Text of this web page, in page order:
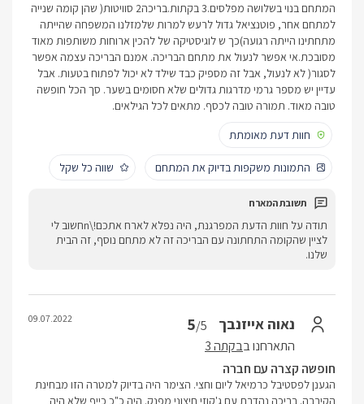
המתחם בנוי בשלושה מפלסים.3 בקתות.בריכה2 סוויטות( שהן קומה שנייה
למתחם אחר, פוטנציאל גדול לרעש למרות שלמזלנו המשפחה שהייתה
מתחתינו הייתה רגועה)כך ש לוגיסטיקה של להכין ארוחות משותפות מאוד
מסובכת.אי אפשר לנעול את מתחם הבריכה. אמנם הבריכה עצמה אפשר
לסגור( לא לנעול, אבל זה מספיק כבד שילד לא יכול לפתוח בטעות. אבל
עדיין יש מספר גרמי מדרגות גדולים שלא חסומים בשער. סך הכל חופשה
טובה מאוד. תמורה טובה לכסף. מתאים לכל הגילאים.
חוות דעת מאומתת
התמונות משקפות בדיוק את המתחם שווה כל שקל
תודה על חוות הדעת המפרגנת, היה נפלא לארח אתכם!\nחשוב לי
לציין שהקומה התחתונה עם הבריכה זה לא מתחם נוסף, זה הבית
שלנו.
נאוה אייזנבך 5/5
התארחנו בבקתה 3
09.07.2022
חופשה קצרה עם חברה
הגענן לפסטיבל כרמיאל ליום וחצי. הצימר היה בדיוק למטרה הזו מבחינת
הקירבה. בריכה נהדרת עם ג'קוזי חיצוני מפנק. היה כ"כ כייף שלא היה